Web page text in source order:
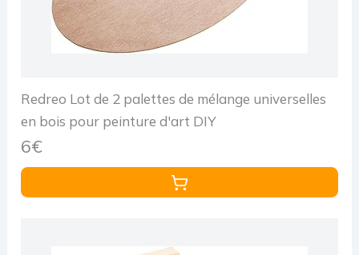
Redreo Lot de 2 palettes de mélange universelles
en bois pour peinture d'art DIY
6€